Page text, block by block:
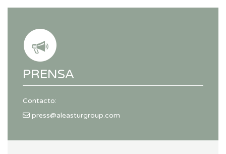
PRENSA
Contacto:
press@aleasturgroup.com